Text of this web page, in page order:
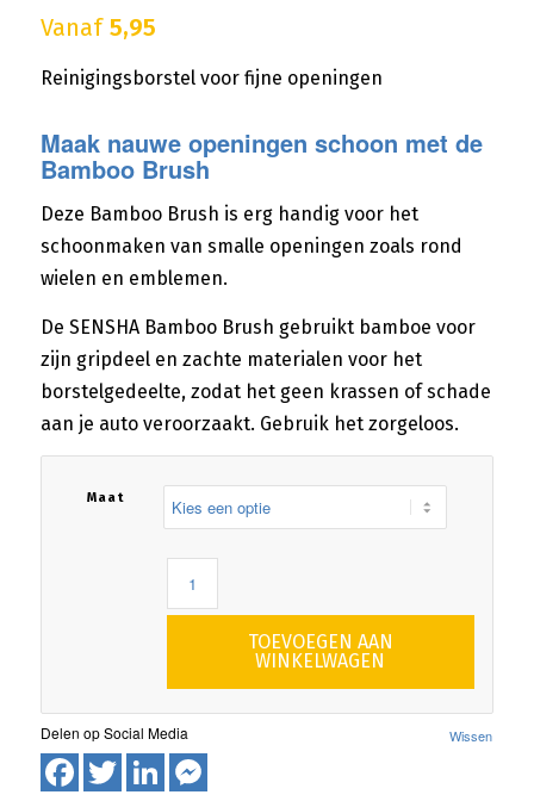
Vanaf 5,95
Reinigingsborstel voor fijne openingen
Maak nauwe openingen schoon met de
Bamboo Brush
Deze Bamboo Brush is erg handig voor het
schoonmaken van smalle openingen zoals rond
wielen en emblemen.
De SENSHA Bamboo Brush gebruikt bamboe voor
zijn gripdeel en zachte materialen voor het
borstelgedeelte, zodat het geen krassen of schade
aan je auto veroorzaakt. Gebruik het zorgeloos.
Maat
Wissen
TOEVOEGEN AAN
WINKELWAGEN
Facebook
TwitterLinkedIn
Messenger